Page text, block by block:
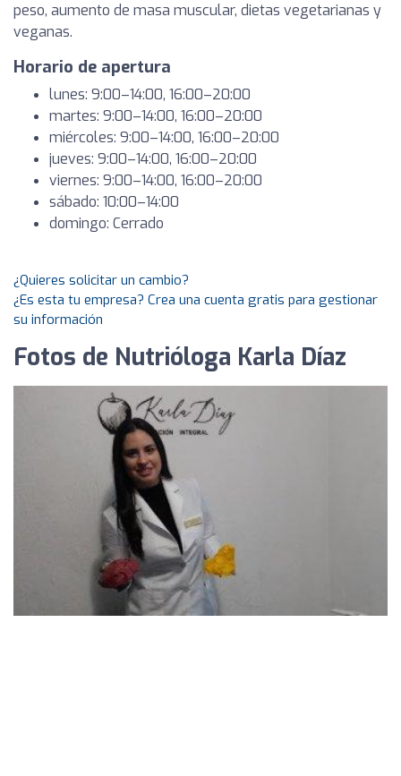
peso, aumento de masa muscular, dietas vegetarianas y
veganas.
Horario de apertura
lunes: 9:00–14:00, 16:00–20:00
martes: 9:00–14:00, 16:00–20:00
miércoles: 9:00–14:00, 16:00–20:00
jueves: 9:00–14:00, 16:00–20:00
viernes: 9:00–14:00, 16:00–20:00
sábado: 10:00–14:00
domingo: Cerrado
¿Quieres solicitar un cambio?
¿Es esta tu empresa? Crea una cuenta gratis para gestionar
su información
Fotos de Nutrióloga Karla Díaz